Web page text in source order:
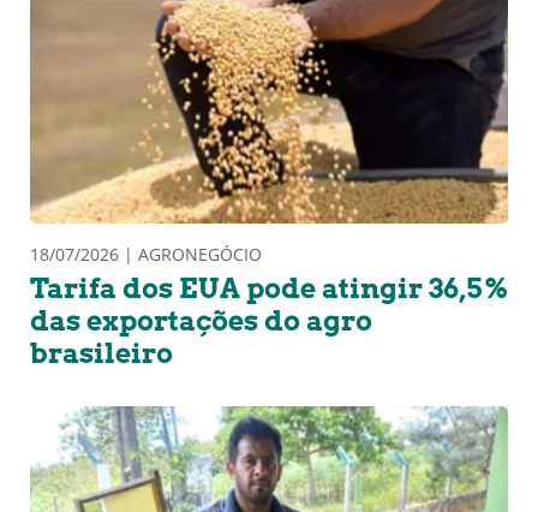
18/07/2026 | AGRONEGÓCIO
Tarifa dos EUA pode atingir 36,5%
das exportações do agro
brasileiro